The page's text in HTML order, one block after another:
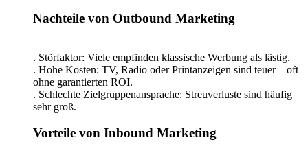
Nachteile von Outbound Marketing
. Störfaktor: Viele empfinden klassische Werbung als lästig.
. Hohe Kosten: TV, Radio oder Printanzeigen sind teuer – oft
ohne garantierten ROI.
. Schlechte Zielgruppenansprache: Streuverluste sind häufig
sehr groß.
Vorteile von Inbound Marketing